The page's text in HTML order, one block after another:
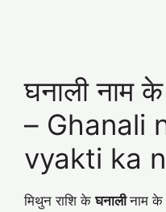
घनाली नाम
– Ghanali
vyakti ka
मिथुन राशि केघनाली नाम के